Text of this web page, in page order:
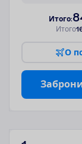
Итого:
Итого
О п
Заброн